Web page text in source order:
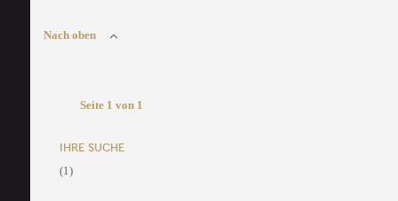
Nach oben
Seite 1 von 1
IHRE SUCHE
(1)